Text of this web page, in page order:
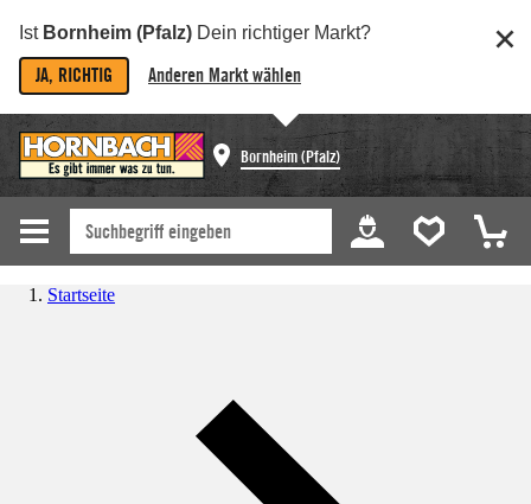
Ist Bornheim (Pfalz) Dein richtiger Markt?
JA, RICHTIG Anderen Markt wählen
Bornheim (Pfalz)
Startseite